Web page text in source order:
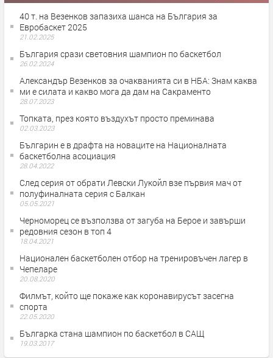
40 т. на Везенков запазиха шанса на България за
Евробаскет 2025
21.02.2025
България срази световния шампион по баскетбол
26.02.2024
Александър Везенков за очакванията си в НБА: Знам каква
ми е силата и какво мога да дам на Сакраменто
28.07.2023
Топката, през която въздухът просто преминава
02.03.2023
Българин е в драфта на новаците на Националната
баскетболна асоциация
28.04.2022
След серия от обрати Левски Лукойл взе първия мач от
полуфиналната серия с Балкан
05.05.2021
Черноморец се възползва от загуба на Берое и завърши
редовния сезон в топ 4
18.04.2021
Национален баскетболен отбор на тренировъчен лагер в
Чепеларе
20.08.2020
Филмът, който ще покаже как коронавирусът засегна
спорта
22.05.2020
Българка стана шампион по баскетбол в САЩ
19.03.2017